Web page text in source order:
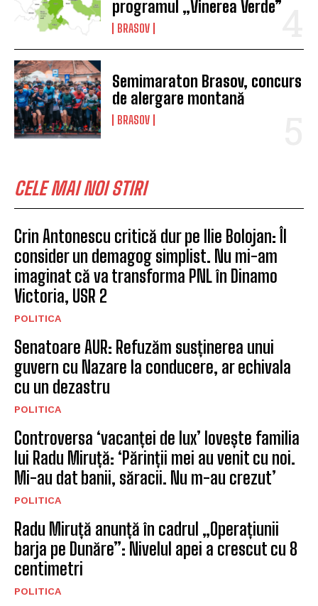
BRASOV
BRAN PLAZA, NOUL PUNCT DE
DE 16.04.2026
EVENIMENTE
programul „Vinerea Verde”
BRASOV
Semimaraton Brasov, concurs
de alergare montană
CELE MAI NOI STIRI
Crin Antonescu critică dur pe Ilie Bolojan: Îl
consider un demagog simplist. Nu mi-am
imaginat că va transforma PNL în Dinamo
Victoria, USR 2
POLITICA
Senatoare AUR: Refuzăm susținerea unui
guvern cu Nazare la conducere, ar echivala
cu un dezastru
POLITICA